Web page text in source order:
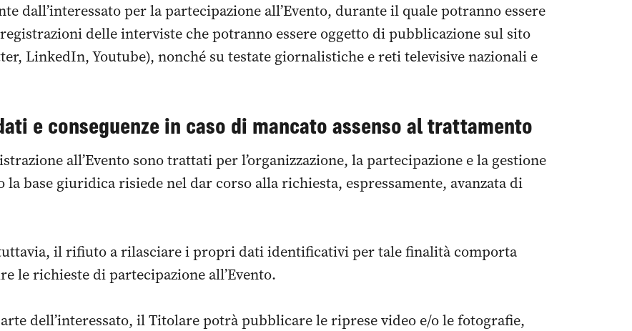
dall’interessato per la partecipazione all’Evento, durante il quale potranno essere
delle interviste che potranno essere oggetto di pubblicazione sul sito
LinkedIn, Youtube), nonché su testate giornalistiche e reti televisive nazionali e
e conseguenze in caso di mancato assenso al trattamento
all’Evento sono trattati per l’organizzazione, la partecipazione e la gestione
la base giuridica risiede nel dar corso alla richiesta, espressamente, avanzata di
il rifiuto a rilasciare i propri dati identificativi per tale finalità comporta
le richieste di partecipazione all’Evento.
dell’interessato, il Titolare potrà pubblicare le riprese video e/o le fotografie,